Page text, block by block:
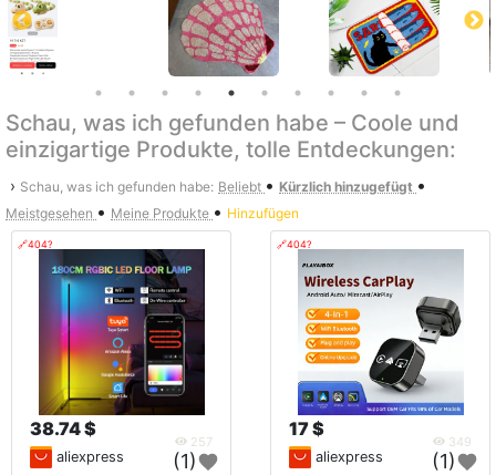
Schau, was ich gefunden habe – Coole und
einzigartige Produkte, tolle Entdeckungen:
› Schau, was ich gefunden habe: Beliebt • Kürzlich hinzugefügt •
Meistgesehen • Meine Produkte • Hinzufügen
🔗404?
38.74 $
257
aliexpress (1)
🔗404?
17 $
349
aliexpress (1)